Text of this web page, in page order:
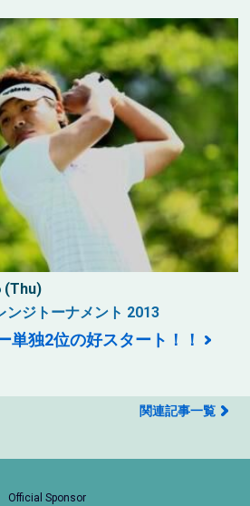
(Thu)
ンジトーナメント 2013
単独2位の好スタート！！
関連記事一覧
Official Sponsor